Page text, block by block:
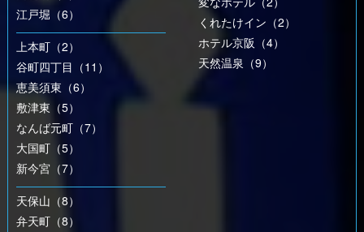
江戸堀（6）
上本町（2）
谷町四丁目（11）
恵美須東（6）
敷津東（5）
なんば元町（7）
大国町（5）
新今宮（7）
天保山（8）
弁天町（8）
くれたけイン（2）
ホテル京阪（4）
天然温泉（9）